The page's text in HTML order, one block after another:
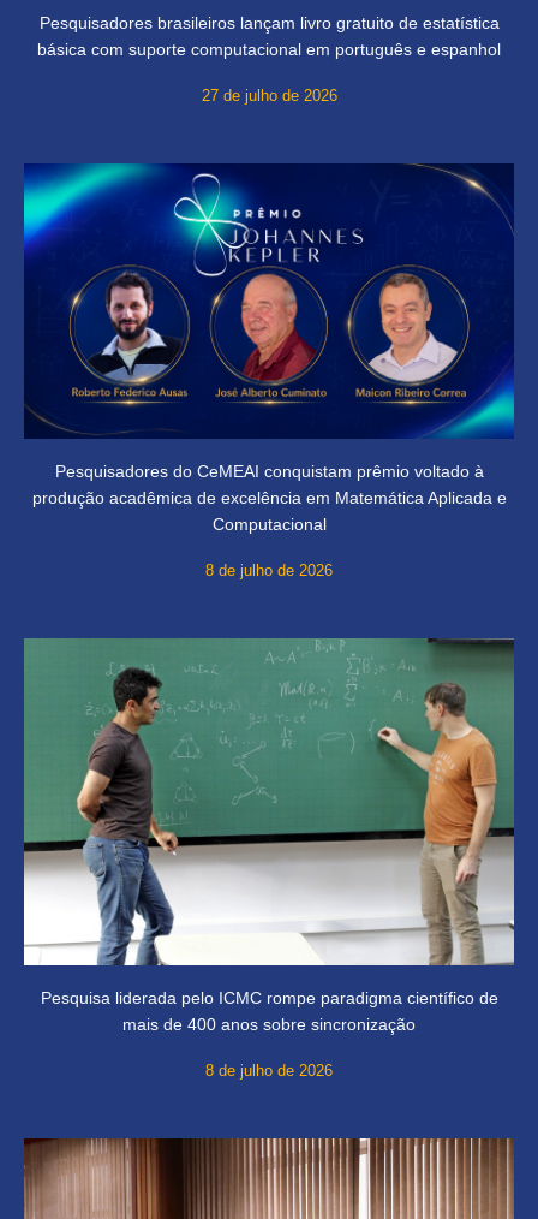
Pesquisadores brasileiros lançam livro gratuito de estatística
básica com suporte computacional em português e espanhol
27 de julho de 2026
Pesquisadores do CeMEAI conquistam prêmio voltado à
produção acadêmica de excelência em Matemática Aplicada e
Computacional
8 de julho de 2026
Pesquisa liderada pelo ICMC rompe paradigma científico de
mais de 400 anos sobre sincronização
8 de julho de 2026